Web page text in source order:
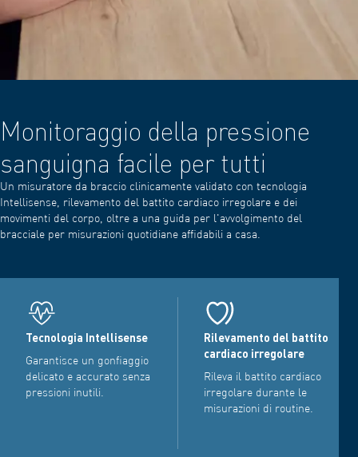
Monitoraggio della pressione
sanguigna facile per tutti
Un misuratore da braccio clinicamente validato con tecnologia
Intellisense, rilevamento del battito cardiaco irregolare e dei
movimenti del corpo, oltre a una guida per l'avvolgimento del
bracciale per misurazioni quotidiane affidabili a casa.
Tecnologia Intellisense
Garantisce un gonfiaggio
delicato e accurato senza
pressioni inutili.
Rilevamento del battito
cardiaco irregolare
Rileva il battito cardiaco
irregolare durante le
misurazioni di routine.